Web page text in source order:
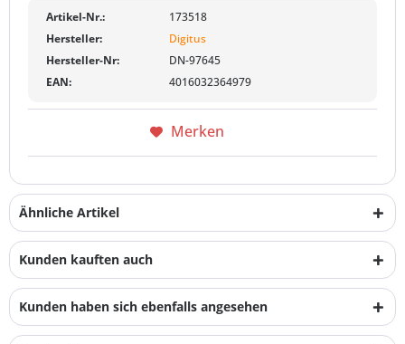
Artikel-Nr.:
173518
Hersteller:
Digitus
Hersteller-Nr:
DN-97645
EAN:
4016032364979
Merken
Ähnliche Artikel
Kunden kauften auch
Kunden haben sich ebenfalls angesehen